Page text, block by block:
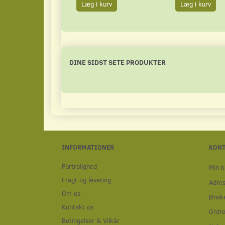
Læg i kurv Læg i kurv
DINE SIDST SETE PRODUKTER
INFORMATIONER
Fortrolighed
Fragt og levering
Om os
Kontakt os
Betingelser & Vilkår
Min